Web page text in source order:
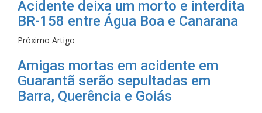
Acidente deixa um morto e interdita
BR-158 entre Água Boa e Canarana
Próximo Artigo
Amigas mortas em acidente em
Guarantã serão sepultadas em
Barra, Querência e Goiás